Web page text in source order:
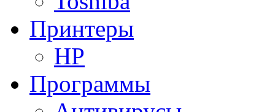
Принтеры
HP
Программы